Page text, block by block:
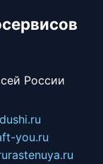
России
you.ru
rastenuya.ru